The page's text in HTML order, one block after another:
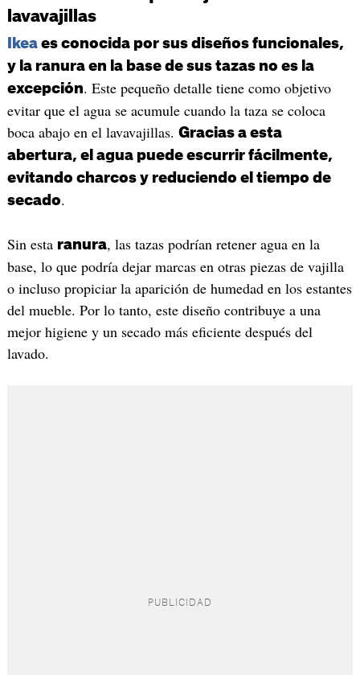
lavavajillas
Ikeaes conocida por sus diseños funcionales,
y la ranura en la base de sus tazas no es la
excepción. Este pequeño detalle tiene como objetivo
evitar que el agua se acumule cuando la taza se coloca
boca abajo en el lavavajillas. Gracias a esta
abertura, el agua puede escurrir fácilmente,
evitando charcos y reduciendo el tiempo de
secado.
Sin esta ranura, las tazas podrían retener agua en la
base, lo que podría dejar marcas en otras piezas de vajilla
o incluso propiciar la aparición de humedad en los estantes
del mueble. Por lo tanto, este diseño contribuye a una
mejor higiene y un secado más eficiente después del
lavado.